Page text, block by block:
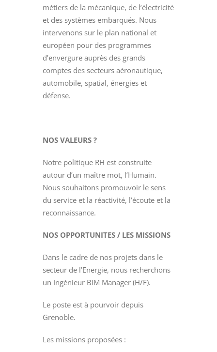
métiers de la mécanique, de l’électricité
et des systèmes embarqués. Nous
intervenons sur le plan national et
européen pour des programmes
d’envergure auprès des grands
comptes des secteurs aéronautique,
automobile, spatial, énergies et
défense.
NOS VALEURS ?
Notre politique RH est construite
autour d’un maître mot, l’Humain.
Nous souhaitons promouvoir le sens
du service et la réactivité, l’écoute et la
reconnaissance.
NOS OPPORTUNITES / LES MISSIONS
Dans le cadre de nos projets dans le
secteur de l’Energie, nous recherchons
un Ingénieur BIM Manager (H/F).
Le poste est à pourvoir depuis
Grenoble.
Les missions proposées :